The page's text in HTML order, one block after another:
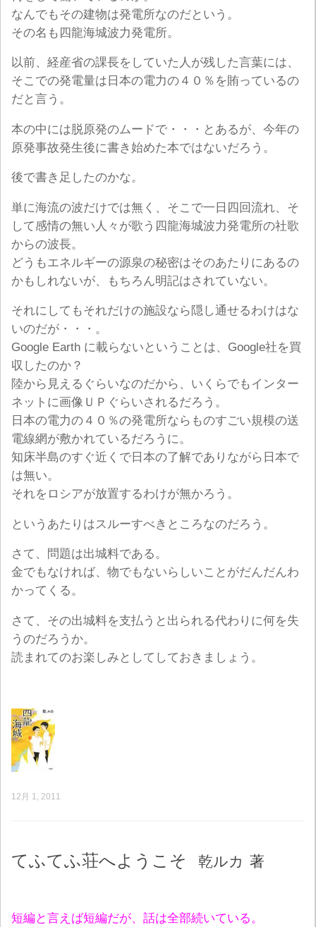
なんでもその建物は発電所なのだという。
その名も四龍海城波力発電所。
以前、経産省の課長をしていた人が残した言葉には、
そこでの発電量は日本の電力の４０％を賄っているの
だと言う。
本の中には脱原発のムードで・・・とあるが、今年の
原発事故発生後に書き始めた本ではないだろう。
後で書き足したのかな。
単に海流の波だけでは無く、そこで一日四回流れ、そ
して感情の無い人々が歌う四龍海城波力発電所の社歌
からの波長。
どうもエネルギーの源泉の秘密はそのあたりにあるの
かもしれないが、もちろん明記はされていない。
それにしてもそれだけの施設なら隠し通せるわけはな
いのだが・・・。
Google Earth に載らないということは、Google社を買
収したのか？
陸から見えるぐらいなのだから、いくらでもインター
ネットに画像ＵＰぐらいされるだろう。
日本の電力の４０％の発電所ならものすごい規模の送
電線網が敷かれているだろうに。
知床半島のすぐ近くで日本の了解でありながら日本で
は無い。
それをロシアが放置するわけが無かろう。
というあたりはスルーすべきところなのだろう。
さて、問題は出城料である。
金でもなければ、物でもないらしいことがだんだんわ
かってくる。
さて、その出城料を支払うと出られる代わりに何を失
うのだろうか。
読まれてのお楽しみとしてしておきましょう。
12月 1, 2011
てふてふ荘へようこそ 乾ルカ 著
短編と言えば短編だが、話は全部続いている。